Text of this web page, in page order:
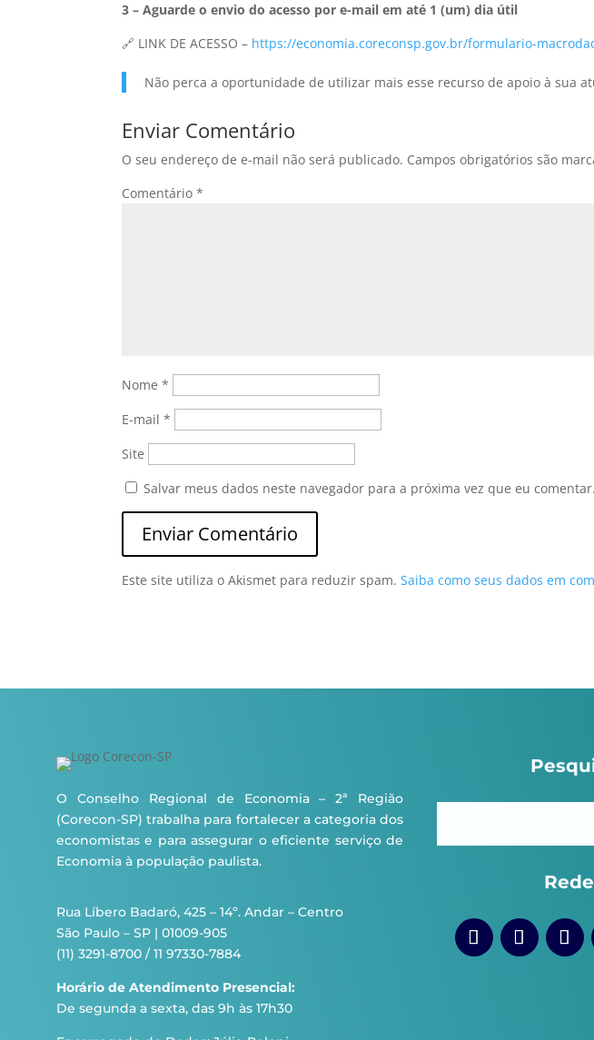
3 – Aguarde o envio do acesso por e-mail em até 1 (um) dia útil
🔗 LINK DE ACESSO – https://economia.coreconsp.gov.br/formulario-
Não perca a oportunidade de utilizar mais esse recurso de apoio à sua
Enviar Comentário
O seu endereço de e-mail não será publicado. Campos obrigatórios são
Comentário*
Nome*
E-mail*
Site
Salvar meus dados neste navegador para a próxima vez que eu comentar.
Este site utiliza o Akismet para reduzir spam.Saiba como seus dados em
O Conselho Regional de Economia – 2ª Região
(Corecon-SP) trabalha para fortalecer a categoria dos
economistas e para assegurar o eficiente serviço de
Economia à população paulista.
Rua Líbero Badaró, 425 – 14º. Andar – Centro
São Paulo – SP | 01009-905
(11) 3291-8700 / 11 97330-7884
Horário de Atendimento Presencial:
De segunda a sexta, das 9h às 17h30